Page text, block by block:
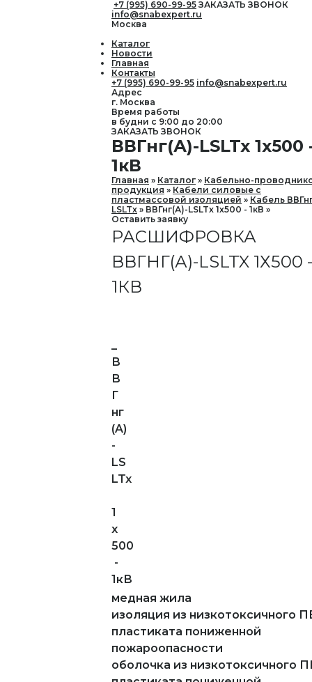
+7 (995) 690-99-95 ЗАКАЗАТЬ ЗВОНОК
info@snabexpert.ru
Москва
Каталог
Новости
Главная
Контакты
+7 (995) 690-99-95 info@snabexpert.ru
Адрес
г. Москва
Время работы
в будни с 9:00 до 20:00
ЗАКАЗАТЬ ЗВОНОК
ВВГнг(А)-LSLTx 1х500
1кВ
Главная Каталог
Кабельно-
продукция
Кабели силовые с
пластмассовой изоляцией
Кабель
LSLTx
ВВГнг(А)-LSLTx 1х500 - 1кВ
Оставить заявку
РАСШИФРОВКА
ВВГНГ(А)-LSLTX 1Х500 -
1КВ
_
В
В
Г
нг
(A)
-
LS
LTx
1
х
500
-
1кВ
медная жила
изоляция из низкотоксичного
пластиката пониженной
пожароопасности
оболочка из низкотоксичного